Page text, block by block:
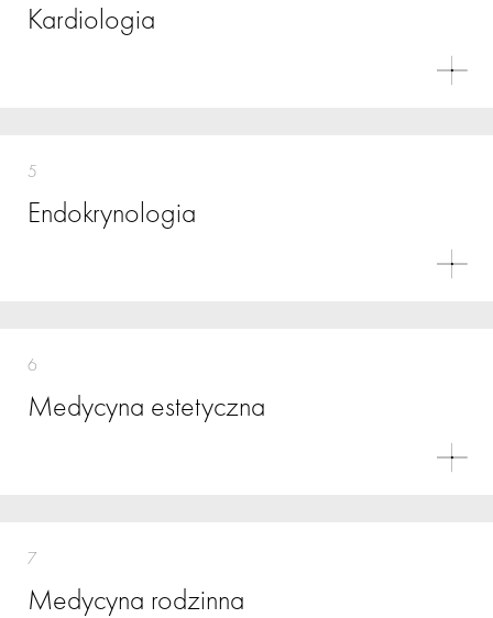
Kardiologia
5
Endokrynologia
6
Medycyna estetyczna
7
Medycyna rodzinna